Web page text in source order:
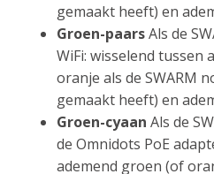
gemaakt heeft) en
Groen-paarsAls de
WiFi: wisselend tussen
oranje als de SWARM
gemaakt heeft) en
Groen-cyaan Als de
de Omnidots PoE
ademend groen (of